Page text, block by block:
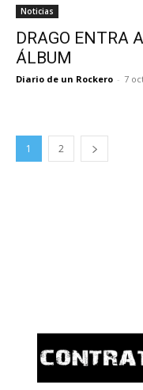
Noticias
DRAGO ENTRA
ÁLBUM
Diario de un Rockero - 7
1 2